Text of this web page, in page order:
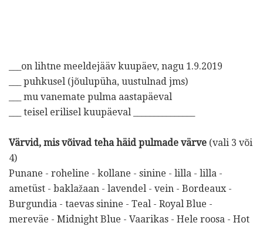
___on lihtne meeldejääv kuupäev, nagu 1.9.2019
___ puhkusel (jõulupüha, uustulnad jms)
___ mu vanemate pulma aastapäeval
___ teisel erilisel kuupäeval _______________
Värvid, mis võivad teha häid pulmade värve (vali 3 või
4)
Punane - roheline - kollane - sinine - lilla - lilla -
ametüst - baklažaan - lavendel - vein - Bordeaux -
Burgundia - taevas sinine - Teal - Royal Blue -
mereväe - Midnight Blue - Vaarikas - Hele roosa - Hot